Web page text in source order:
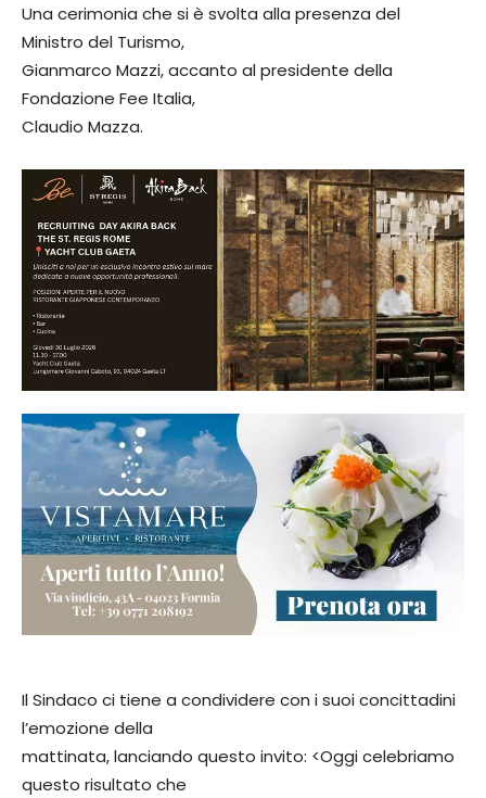
Una cerimonia che si è svolta alla presenza del
Ministro del Turismo,
Gianmarco Mazzi, accanto al presidente della
Fondazione Fee Italia,
Claudio Mazza.
Il Sindaco ci tiene a condividere con i suoi concittadini
l’emozione della
mattinata, lanciando questo invito: <Oggi celebriamo
questo risultato che